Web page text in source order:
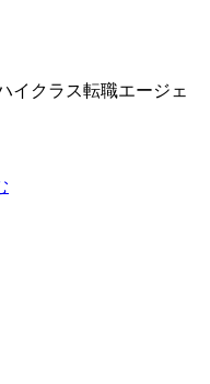
かしたい
行・教育）
イレタリー）
イクラス転職エージェ
れる方が登録されたメー
能であることを確認する
りすまし等のセキュリテ
お客様のスムーズな本人
てジェイ エイ シー リク
の大切な認証操作となり
利用規約